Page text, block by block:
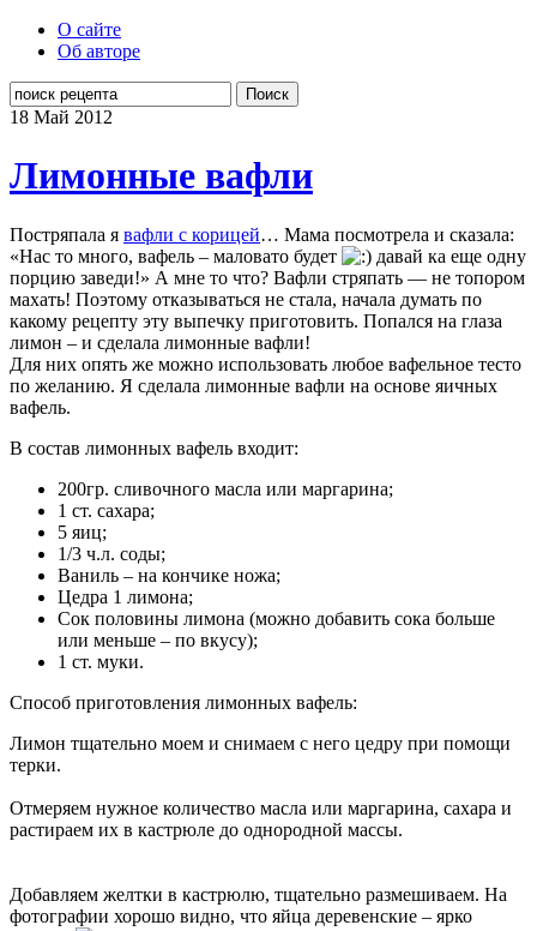
О сайте
Об авторе
Поиск
18 Май 2012
Лимонные вафли
Постряпала я вафли с корицей… Мама посмотрела и сказала:
«Нас то много, вафель – маловато будет
давай ка еще одну
порцию заведи!» А мне то что? Вафли стряпать — не топором
махать! Поэтому отказываться не стала, начала думать по
какому рецепту эту выпечку приготовить. Попался на глаза
лимон – и сделала лимонные вафли!
Для них опять же можно использовать любое вафельное тесто
по желанию. Я сделала лимонные вафли на основе яичных
вафель.
В состав лимонных вафель входит:
200гр. сливочного масла или маргарина;
1 ст. сахара;
5 яиц;
1/3 ч.л. соды;
Ваниль – на кончике ножа;
Цедра 1 лимона;
Сок половины лимона (можно добавить сока больше
или меньше – по вкусу);
1 ст. муки.
Способ приготовления лимонных вафель:
Лимон тщательно моем и снимаем с него цедру при помощи
терки.
Отмеряем нужное количество масла или маргарина, сахара и
растираем их в кастрюле до однородной массы.
Добавляем желтки в кастрюлю, тщательно размешиваем. На
фотографии хорошо видно, что яйца деревенские – ярко